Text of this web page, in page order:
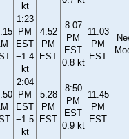
kt
1:23
PM
EST
−1.4
kt
4:52
PM
EST
8:07
PM
EST
0.8 kt
11:03
PM
EST
2:04
PM
EST
−1.5
kt
5:28
PM
EST
8:50
PM
EST
0.9 kt
11:45
PM
EST